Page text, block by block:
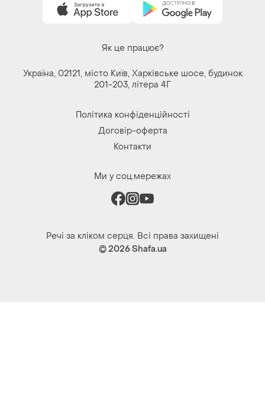
Як це працює?
Україна, 02121, місто Київ, Харківське шосе, будинок
201-203, літера 4Г
Політика конфіденційності
Договір-оферта
Контакти
Ми у соц.мережах
Речі за кліком серця. Всі права захищені
© 2026Shafa.ua